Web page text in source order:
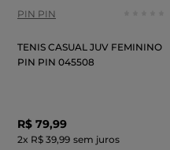
PIN PIN
TENIS CASUAL JUV FEMININO
PIN PIN 045508
R$ 79,99
2x R$ 39,99 sem juros